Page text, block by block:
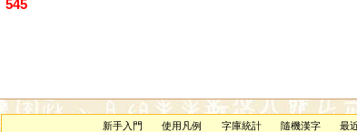
545
新手入門 使用凡例 字庫統計 隨機漢字
最